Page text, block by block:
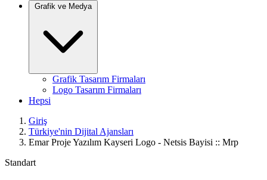
Grafik ve Medya
Grafik Tasarım Firmaları
Logo Tasarım Firmaları
Hepsi
Giriş
Türkiye'nin Dijital Ajansları
Emar Proje Yazılım Kayseri Logo - Netsis Bayisi :: Mrp
Standart